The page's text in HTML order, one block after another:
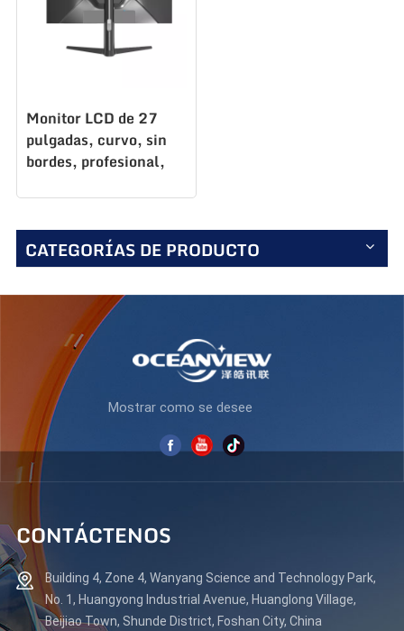
Monitor LCD de 27
pulgadas, curvo, sin
bordes, profesional,
CATEGORÍAS DE PRODUCTO
Mostrar como se desee
CONTÁCTENOS
Building 4, Zone 4, Wanyang Science and Technology Park,
No. 1, Huangyong Industrial Avenue, Huanglong Village,
Beijiao Town, Shunde District, Foshan City, China